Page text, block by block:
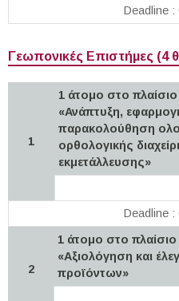
Deadline :
Γεωπονικές Επιστήμες (4
1
1 άτομο στο
«Ανάπτυξη,
παρακολούθηση
ορθολογικής
εκμετάλλευσης»
Deadline :
2
1 άτομο στο
«Αξιολόγηση και
προϊόντων»